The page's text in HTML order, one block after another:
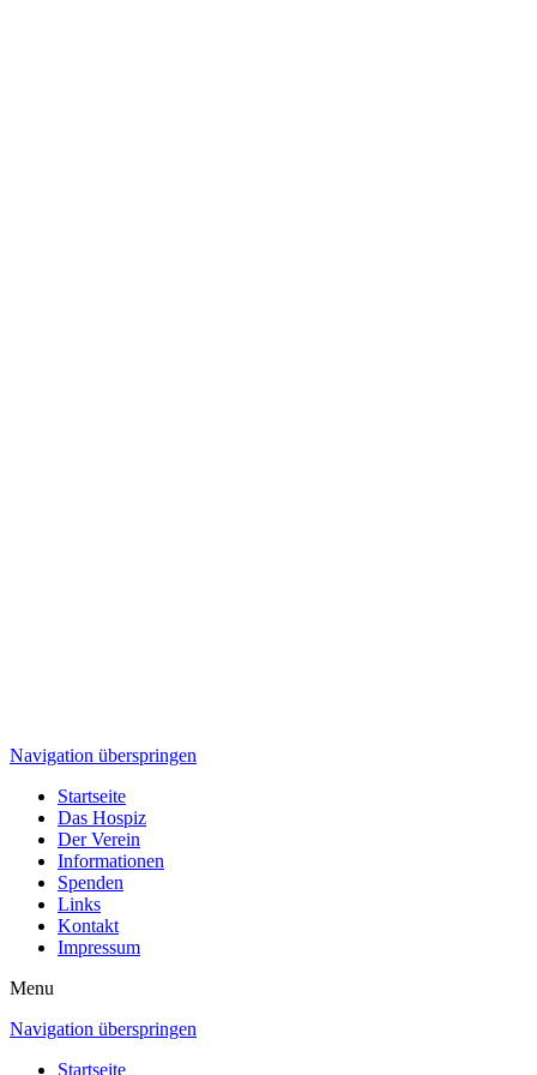
Navigation überspringen
Startseite
Das Hospiz
Der Verein
Informationen
Spenden
Links
Kontakt
Impressum
Menu
Navigation überspringen
Startseite